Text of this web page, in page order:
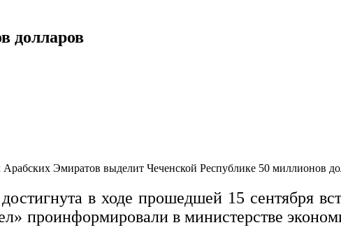
долларов
Эмиратов выделит Чеченской Республике 50 миллионов
в ходе прошедшей 15 сентября
проинформировали в министерстве